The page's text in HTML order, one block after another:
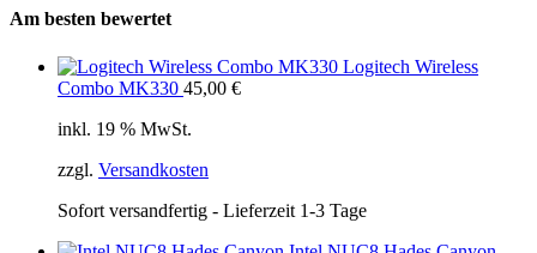
Am besten bewertet
Logitech Wireless
Combo MK330 45,00 €
inkl. 19 % MwSt.
zzgl. Versandkosten
Sofort versandfertig - Lieferzeit 1-3 Tage